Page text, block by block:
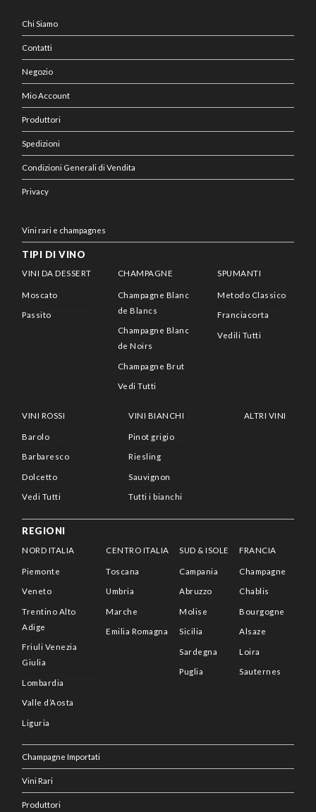
Chi Siamo
Contatti
Negozio
Mio Account
Produttori
Spedizioni
Condizioni Generali di Vendita
Privacy
Vini rari e champagnes
TIPI DI VINO
VINI DA DESSERT
Moscato
Passito
CHAMPAGNE
Champagne Blanc
de Blancs
Champagne Blanc
de Noirs
Champagne Brut
Vedi Tutti
SPUMANTI
Metodo Classico
Franciacorta
Vedili Tutti
VINI ROSSI
Barolo
Barbaresco
Dolcetto
Vedi Tutti
VINI BIANCHI
Pinot grigio
Riesling
Sauvignon
Tutti i bianchi
ALTRI VINI
REGIONI
NORD ITALIA
Piemonte
Veneto
Trentino Alto
Adige
Friuli Venezia
Giulia
Lombardia
Valle d’Aosta
Liguria
CENTRO ITALIA
Toscana
Umbria
Marche
Emilia Romagna
SUD & ISOLE
Campania
Abruzzo
Molise
Sicilia
Sardegna
Puglia
FRANCIA
Champagne
Chablis
Bourgogne
Alsaze
Loira
Sauternes
Champagne Importati
Vini Rari
Produttori